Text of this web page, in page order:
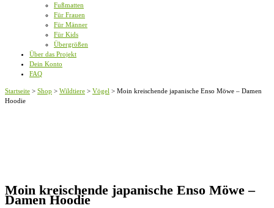
Fußmatten
Für Frauen
Für Männer
Für Kids
Übergrößen
Über das Projekt
Dein Konto
FAQ
Startseite > Shop > Wildtiere > Vögel > Moin kreischende japanische Enso Möwe – Damen
Hoodie
Moin kreischende japanische Enso Möwe –
Damen Hoodie